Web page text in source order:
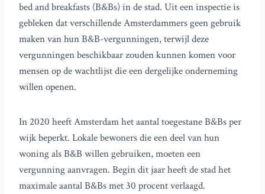
bed and breakfasts (B&Bs) in de stad. Uit een inspectie is
gebleken dat verschillende Amsterdammers geen gebruik
maken van hun B&B-vergunningen, terwijl deze
vergunningen beschikbaar zouden kunnen komen voor
mensen op de wachtlijst die een dergelijke onderneming
willen openen.
In 2020 heeft Amsterdam het aantal toegestane B&Bs per
wijk beperkt. Lokale bewoners die een deel van hun
woning als B&B willen gebruiken, moeten een
vergunning aanvragen. Begin dit jaar heeft de stad het
maximale aantal B&Bs met 30 procent verlaagd.